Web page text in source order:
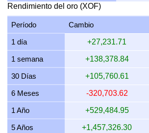
2,334,240.74
13 julio 2026 2,304,338.81
12 julio 2026 2,362,723.45 56,971.17
11 julio 2026 2,364,689.74 57,018.58
10 julio 2026 2,354,539.22 56,773.83
9 julio 2026 2,369,841.29 57,142.80
Rendimiento del oro (XOF)
Período Cambio
1 día +27,231.71
1 semana +138,378.84
30 Días +105,760.61
6 Meses -320,703.62
1 Año +529,484.95
5 Años +1,457,326.30